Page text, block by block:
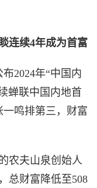
连续4年成为首富
2024年“中国内
蝉联中国内地首
一鸣排第三，财富
农夫山泉创始人
总财富降低至508